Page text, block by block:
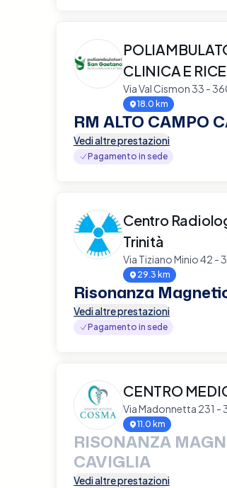
CLINICA E
Via Val Cismon 33 -
18.0 km
RM ALTO CAMPO
Vedi altre prestazioni
Pagamento in sede
Centro
Trinità
Via Tiziano Minio 42 -
29.3 km
Risonanza
Vedi altre prestazioni
Pagamento in sede
CENTRO
Via Madonnetta 231
11.0 km
RISONANZA
CAVIGLIA
Vedi altre prestazioni